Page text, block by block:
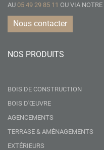
AU 05 49 29 85 11 OU VIA NOTRE
Nous contacter
NOS PRODUITS
BOIS DE CONSTRUCTION
BOIS D'ŒUVRE
AGENCEMENTS
TERRASE & AMÉNAGEMENTS
EXTÉRIEURS